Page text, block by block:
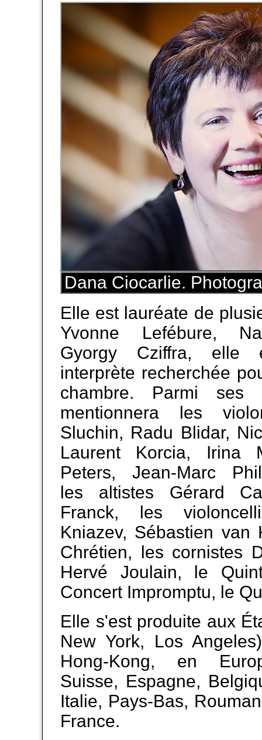
Dana Ciocarlie.
Elle est lauréate de
Yvonne Lefébure,
Gyorgy Cziffra, elle
interprète recherchée
chambre. Parmi ses
mentionnera les
Sluchin, Radu Blidar,
Laurent Korcia, Irina
Peters, Jean-Marc
les altistes Gérard
Franck, les
Kniazev, Sébastien van
Chrétien, les cornistes
Hervé Joulain, le
Concert Impromptu, le
Elle s'est produite aux
New York, Los
Hong-Kong, en
Suisse, Espagne,
Italie, Pays-Bas,
France.